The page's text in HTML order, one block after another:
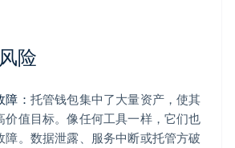
险
： 托管钱包集中了大量资产，使其
价值目标。像任何工具一样，它们也
障。数据泄露、服务中断或托管方破